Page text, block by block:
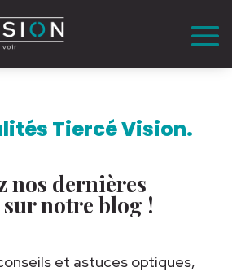
Tiercé Vision.
nos dernières
notre blog !
et astuces optiques,